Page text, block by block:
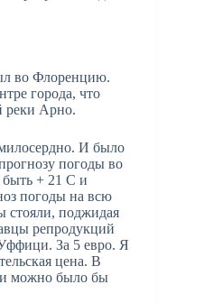
во Флоренцию.
города, что
реки Арно.
И было
погоды во
+ 21 С и
погоды на всю
стояли, поджидая
репродукций
За 5 евро. Я
цена. В
можно было бы